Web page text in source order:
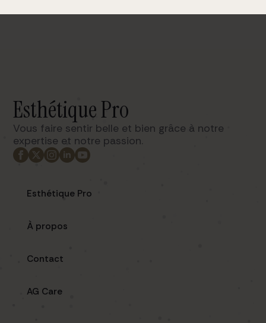
Esthétique Pro
Vous faire sentir belle et bien grâce à notre
expertise et notre passion. ​
Esthétique Pro
À propos
Contact
AG Care